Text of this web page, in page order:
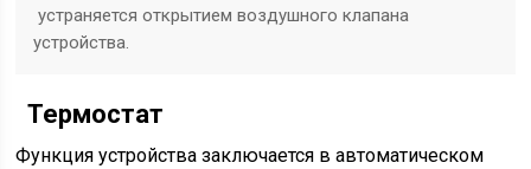
устраняется открытием воздушного клапана
устройства.
Термостат
Функция устройства заключается в автоматическом